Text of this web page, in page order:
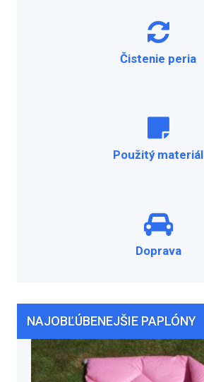
Čistenie peria
Použitý materiál
Doprava
NAJOBĽÚBENEJŠIE PAPLÓNY